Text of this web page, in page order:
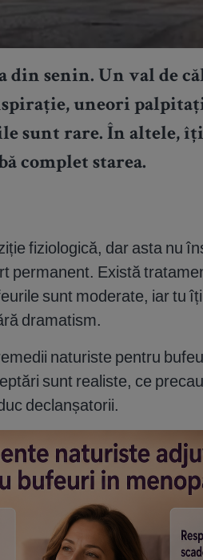
din senin. Un val de
uneori
sunt rare. În altele,
complet starea.
fiziologică, dar asta nu
permanent. Există
sunt moderate, iar tu
dramatism.
naturiste pentru
sunt realiste, ce
declanșatorii.